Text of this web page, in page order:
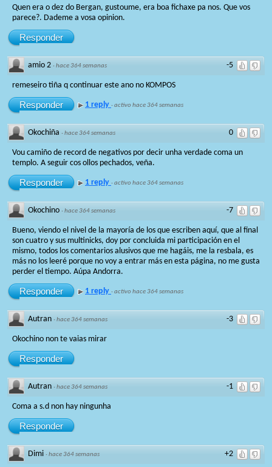
Quen era o dez do Bergan, gustoume, era boa fichaxe pa nos. Que vos
parece?. Dademe a vosa opinion.
Responder
-5
amio 2 ·hace 364 semanas
remeseiro tiña q continuar este ano no KOMPOS
Responder 1 reply ·activo hace 364 semanas
0
Okochiña ·hace 364 semanas
Vou camiño de record de negativos por decir unha verdade coma un
templo. A seguir cos ollos pechados, veña.
Responder 1 reply ·activo hace 364 semanas
-7
Okochino ·hace 364 semanas
Bueno, viendo el nivel de la mayoría de los que escriben aquí, que al final
son cuatro y sus multinicks, doy por concluida mi participación en el
mismo, todos los comentarios alusivos que me hagáis, me la resbala, es
más no los leeré porque no voy a entrar más en esta página, no me gusta
perder el tiempo. Aúpa Andorra.
Responder 1 reply ·activo hace 364 semanas
-3
Autran ·hace 364 semanas
Okochino non te vaias mirar
Responder
-1
Autran ·hace 364 semanas
Coma a s.d non hay ningunha
Responder
+2
Dimi ·hace 364 semanas